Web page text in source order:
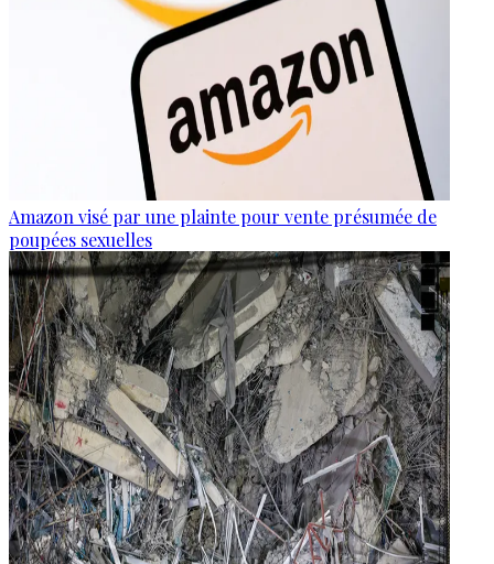
Amazon visé par une plainte pour vente présumée de
poupées sexuelles